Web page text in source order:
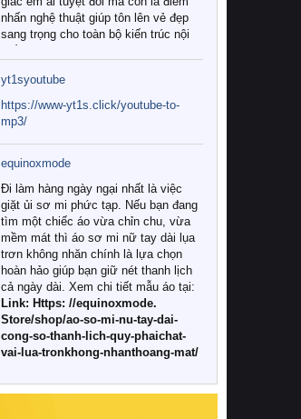
nhấn nghệ thuật giúp tôn lên vẻ đẹp
sang trọng cho toàn bộ kiến trúc nội
Tuy nhiên, giữa thị trường đa dạng
với vô vàn thương hiệu và mẫu mã
như hiện nay, làm thế nào để chọn
được những bộ chăn ga gối đệm cao
cấp thực sự chất lượng, phù hợp với
khí hậu và nhu cầu sử dụng của gia
đình? Hãy cùng chúng tôi đi tìm lời
giải đáp chi tiết qua bài viết dưới đây.
1. Tại sao các gia đình hiện đại lại ưa
chuộng chăn ga gối đệm cao cấp?
Khác với các dòng sản phẩm thông
thường, những bộ chăn ga gối đệm
cao cấp trải qua quy trình sản xuất
nghiêm ngặt từ khâu chọn lọc nguyên
liệu tự nhiên đến công nghệ dệt
nhuộm hiện đại không chứa hóa chất
này, bạn sẽ cảm nhận rõ rệt sự khác
yt1syoutube
https://www-yt1s.click/youtube-to-
mp3/
equinoxmode
Đi làm hàng ngày ngại nhất là việc
giặt ủi sơ mi phức tạp. Nếu bạn đang
tìm một chiếc áo vừa chỉn chu, vừa
mềm mát thì áo sơ mi nữ tay dài lụa
trơn không nhăn chính là lựa chọn
hoàn hảo giúp bạn giữ nét thanh lịch
cả ngày dài. Xem chi tiết mẫu áo tại:
Link: Https: //equinoxmode.
Store/shop/ao-so-mi-nu-tay-dai-
cong-so-thanh-lich-quy-phaichat-
vai-lua-tronkhong-nhanthoang-mat/